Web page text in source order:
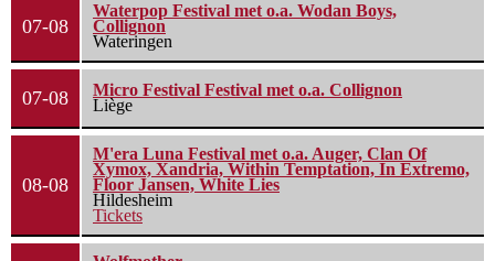
07-08
Waterpop Festival met o.a. Wodan Boys,
Collignon
Wateringen
07-08
Micro Festival Festival met o.a. Collignon
Liège
08-08
M'era Luna Festival met o.a. Auger, Clan Of
Xymox, Xandria, Within Temptation, In Extremo,
Floor Jansen, White Lies
Hildesheim
Tickets